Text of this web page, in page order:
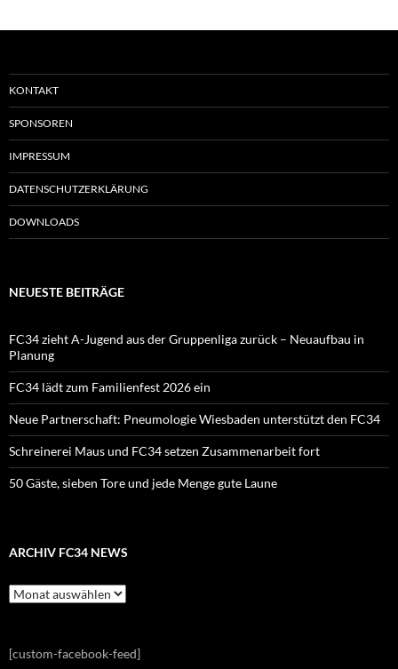
KONTAKT
SPONSOREN
IMPRESSUM
DATENSCHUTZERKLÄRUNG
DOWNLOADS
NEUESTE BEITRÄGE
FC34 zieht A-Jugend aus der Gruppenliga zurück – Neuaufbau in
Planung
FC34 lädt zum Familienfest 2026 ein
Neue Partnerschaft: Pneumologie Wiesbaden unterstützt den FC34
Schreinerei Maus und FC34 setzen Zusammenarbeit fort
50 Gäste, sieben Tore und jede Menge gute Laune
ARCHIV FC34 NEWS
Archiv
FC34
[custom-facebook-feed]